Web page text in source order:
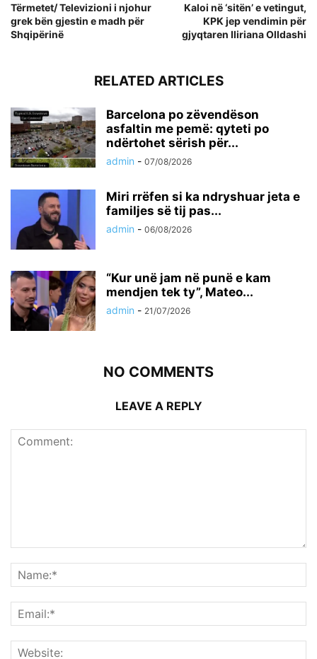
Tërmetet/ Televizioni i njohur
grek bën gjestin e madh për
Shqipërinë
Kaloi në ‘sitën’ e vetingut,
KPK jep vendimin për
gjyqtaren Iliriana Olldashi
RELATED ARTICLES
Barcelona po zëvendëson
asfaltin me pemë: qyteti po
ndërtohet sërish për...
admin - 07/08/2026
Miri rrëfen si ka ndryshuar jeta e
familjes së tij pas...
admin - 06/08/2026
“Kur unë jam në punë e kam
mendjen tek ty”, Mateo...
admin - 21/07/2026
NO COMMENTS
LEAVE A REPLY